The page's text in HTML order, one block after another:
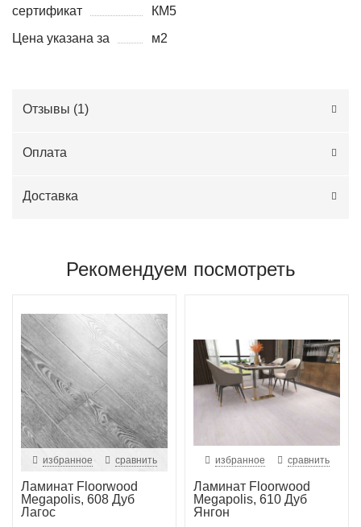
сертификат
КМ5
Цена указана за
м2
Отзывы (1)
Оплата
Доставка
Рекомендуем посмотреть
избранное сравнить
Ламинат Floorwood
Megapolis, 608 Дуб
Лагос
избранное сравнить
Ламинат Floorwood
Megapolis, 610 Дуб
Янгон